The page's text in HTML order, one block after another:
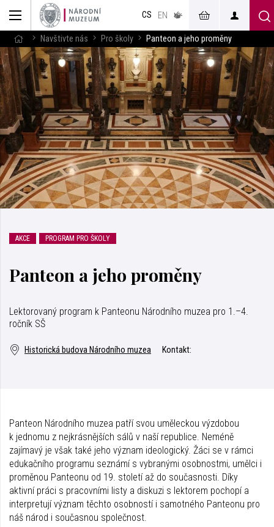
CS EN
v českém
jazyce
Navštivte nás Pro školy Panteon a jeho proměny
AKCE PROGRAM PRO ŠKOLY
Panteon a jeho proměny
Lektorovaný program k Panteonu Národního muzea pro 1.–4.
ročník SŠ
Historická budova Národního muzea Kontakt:
Panteon Národního muzea patří svou uměleckou výzdobou
k jednomu z nejkrásnějších sálů v naší republice. Neméně
zajímavý je však také jeho význam ideologický. Žáci se v rámci
edukačního programu seznámí s vybranými osobnostmi, umělci i
proměnou Panteonu od 19. století až do současnosti. Díky
aktivní práci s pracovními listy a diskuzi s lektorem pochopí a
interpretují význam těchto osobností i samotného Panteonu pro
náš národ i současnou společnost.